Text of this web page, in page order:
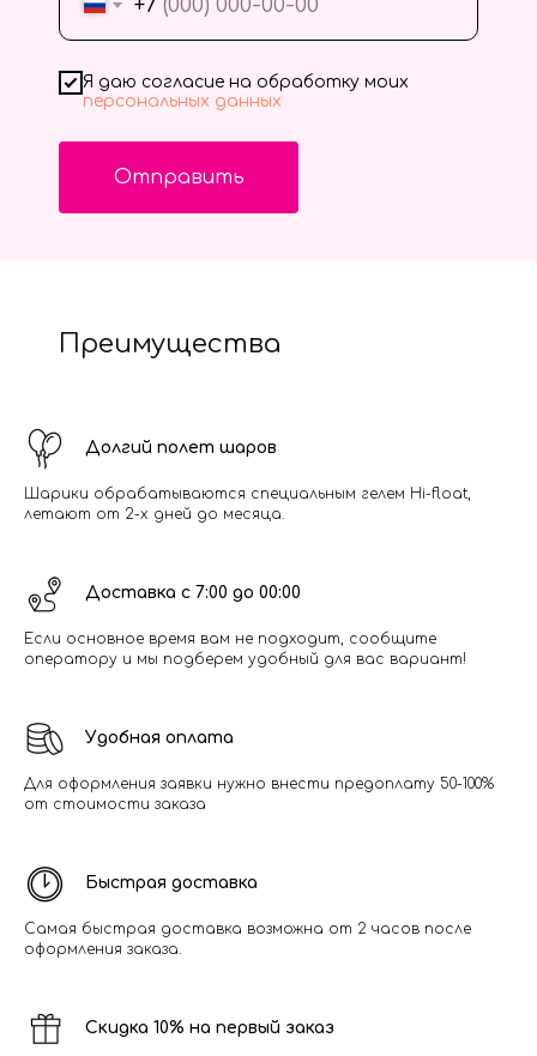
Я даю согласие на обработку моих
персональных данных
Отправить
Преимущества
Долгий полет шаров
Шарики обрабатываются специальным гелем Hi-float,
летают от 2-х дней до месяца.
Доставка с 7:00 до 00:00
Если основное время вам не подходит, сообщите
оператору и мы подберем удобный для вас вариант!
Удобная оплата
Для оформления заявки нужно внести предоплату 50-100%
от стоимости заказа
Быстрая доставка
Самая быстрая доставка возможна от 2 часов после
оформления заказа.
Скидка 10% на первый заказ